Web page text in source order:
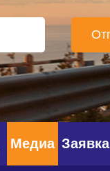
Медиа Заявка